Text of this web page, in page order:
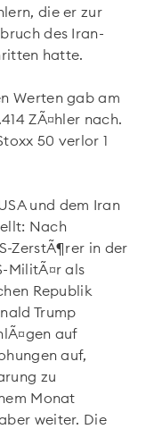
die er zur
des Iran-
hatte.
Werten gab am
ZÃ¤hler nach.
50 verlor 1
und dem Iran
Nach
ZerstÃ¶rer in der
MilitÃ¤r als
Republik
Trump
auf
auf,
zu
Monat
weiter. Die